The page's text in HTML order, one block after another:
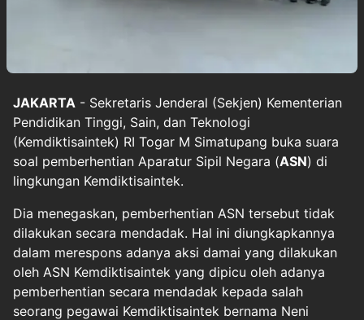
JAKARTA - Sekretaris Jenderal (Sekjen) Kementerian
Pendidikan Tinggi, Sain, dan Teknologi
(Kemdiktisaintek) RI Togar M Simatupang buka suara
soal pemberhentian Aparatur Sipil Negara (ASN) di
lingkungan Kemdiktisaintek.
Dia menegaskan, pemberhentian ASN tersebut tidak
dilakukan secara mendadak. Hal ini diungkapkannya
dalam merespons adanya aksi damai yang dilakukan
oleh ASN Kemdiktisaintek yang dipicu oleh adanya
pemberhentian secara mendadak kepada salah
seorang pegawai Kemdiktisaintek bernama Neni